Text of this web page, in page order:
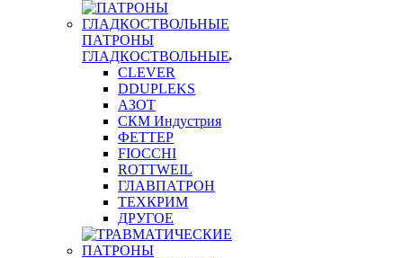
ПАТРОНЫ
ГЛАДКОСТВОЛЬНЫЕ
CLEVER
DDUPLEKS
АЗОТ
СКМ Индустрия
ФЕТТЕР
FIOCCHI
ROTTWEIL
ГЛАВПАТРОН
ТЕХКРИМ
ДРУГОЕ